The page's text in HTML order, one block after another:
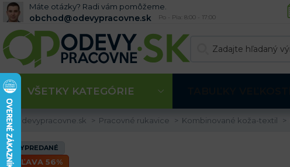
Máte otázky? Radi vám pomôžeme.
obchod@odevypracovne.sk Po - Pia: 8:00 - 17:00
VŠETKY KATEGÓRIE
Odevypracovne.sk Pracovné rukavice Kombinované koža-textil
VYPREDANÉ
ZĽAVA 56%